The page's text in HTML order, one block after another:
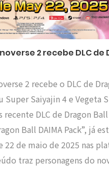
2 recebe DLC de
2 recebe o DLC de
Super Saiyajin 4 e Vegeta
recente DLC de Dragon
Ball DAIMA Pack”, já
22 de maio de 2025 nas
traz personagens do